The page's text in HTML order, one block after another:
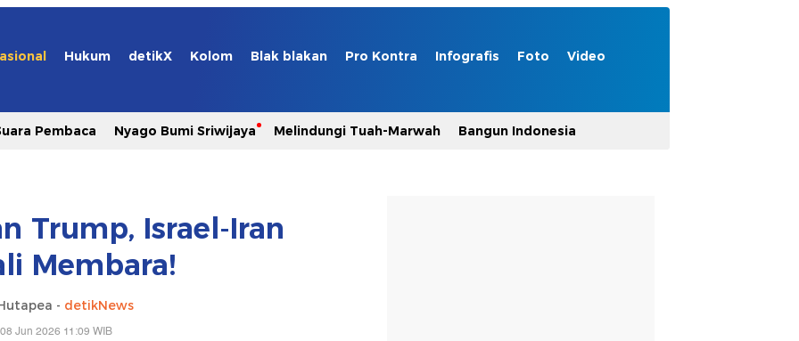
Hukum detikX Kolom Blak blakan Pro Kontra Infografis Foto Video
Pembaca Nyago Bumi Sriwijaya Melindungi Tuah-Marwah Bangun Indonesia
Trump, Israel-Iran
Membara!
- detikNews
Jun 2026 11:09 WIB